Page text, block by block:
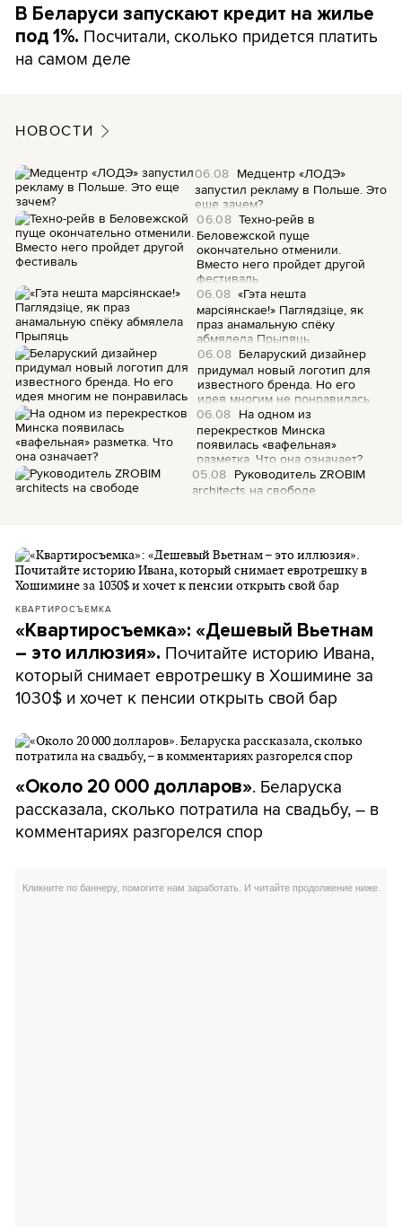
В Беларуси запускают кредит на жилье
под 1%. Посчитали, сколько придется платить
на самом деле
НОВОСТИ
06.08 Медцентр «ЛОДЭ»
запустил рекламу в Польше. Это
еще зачем?
06.08 Техно-рейв в
Беловежской пуще
окончательно отменили.
Вместо него пройдет другой
фестиваль
06.08 «Гэта нешта
марсіянскае!» Паглядзіце, як
праз анамальную спёку
абмялела Прыпяць
06.08 Беларуский дизайнер
придумал новый логотип для
известного бренда. Но его
идея многим не понравилась
06.08 На одном из
перекрестков Минска
появилась «вафельная»
разметка. Что она означает?
05.08 Руководитель ZROBIM
architects на свободе
КВАРТИРОСЪЕМКА
«Квартиросъемка»: «Дешевый Вьетнам
– это иллюзия». Почитайте историю Ивана,
который снимает евротрешку в Хошимине за
1030$ и хочет к пенсии открыть свой бар
«Около 20 000 долларов». Беларуска
рассказала, сколько потратила на свадьбу, – в
комментариях разгорелся спор